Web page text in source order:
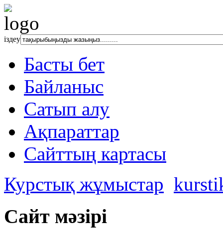
іздеу
Басты бет
Байланыс
Сатып алу
Ақпараттар
Сайттың картасы
Курстық жұмыстар
Сайт мәзірі